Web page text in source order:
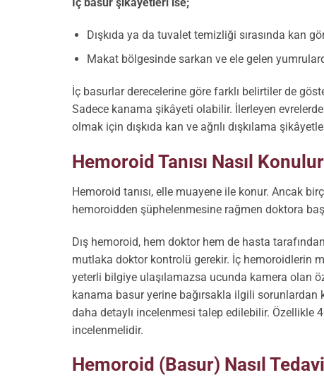
Dışkıda ya da tuvalet temizliği sırasında kan
Makat bölgesinde sarkan ve ele gelen
İç basurlar derecelerine göre farklı belirtiler de
Sadece kanama şikâyeti olabilir. İlerleyen evrelerde
olmak için dışkıda kan ve ağrılı dışkılama
Hemoroid Tanısı Nasıl
Hemoroid tanısı, elle muayene ile konur. Ancak
hemoroidden şüphelenmesine rağmen doktora
Dış hemoroid, hem doktor hem de hasta
mutlaka doktor kontrolü gerekir. İç hemoroidlerin
yeterli bilgiye ulaşılamazsa ucunda kamera olan
kanama basur yerine bağırsakla ilgili sorunlardan
daha detaylı incelenmesi talep edilebilir. Özellikle
incelenmelidir.
Hemoroid (Basur) Nasıl